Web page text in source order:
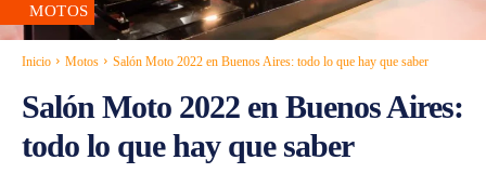
MOTOS
Inicio Motos Salón Moto 2022 en Buenos Aires: todo lo que hay que saber
Salón Moto 2022 en Buenos Aires:
todo lo que hay que saber